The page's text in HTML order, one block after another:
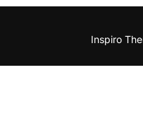
Inspiro